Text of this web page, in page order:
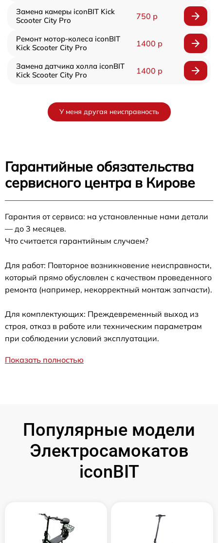
Замена камеры iconBIT Kick
Scooter City Pro
750 р
Ремонт мотор-колеса iconBIT
Kick Scooter City Pro
1400 р
Замена датчика холла iconBIT
Kick Scooter City Pro
1400 р
У меня другая неисправность
Гарантийные обязательства
сервисного центра в Кирове
Гарантия от сервиса: на установленные нами детали
— до 3 месяцев.
Что считается гарантийным случаем?
Для работ: Повторное возникновение неисправности,
который прямо обусловлен с качеством проведенного
ремонта (например, некорректный монтаж запчасти).
Для комплектующих: Преждевременный выход из
строя, отказ в работе или техническим параметрам
при соблюдении условий эксплуатации.
Показать полностью
Популярные модели
Электросамокатов
iconBIT